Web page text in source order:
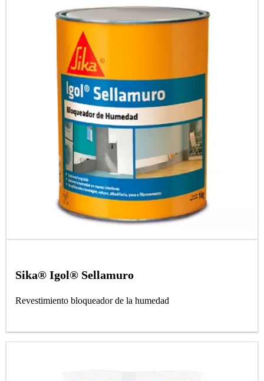
Sika® Igol® Sellamuro
Revestimiento bloqueador de la humedad